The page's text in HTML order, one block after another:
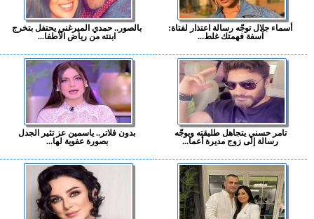
أسماء جلال توجّه رسالة اعتذار لفتاة:
آسفة فهمتك غلط...
بالصور.. حمدي الميرغني يحتفل بتخرج
ابنته من رياض الأطفا...
تامر حسني يتجاهل طليقته ويوجّه
رسالة إلى زوج مديرة أعما...
بدون فلاتر.. ياسمين عز تثير الجدل
بصورة عفوية لها...